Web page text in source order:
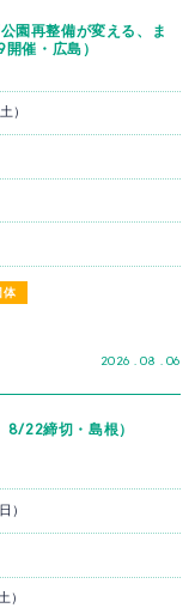
園再整備が変える、ま
催・広島）
体
2026 . 08 . 06
）
22締切・島根）
）
）